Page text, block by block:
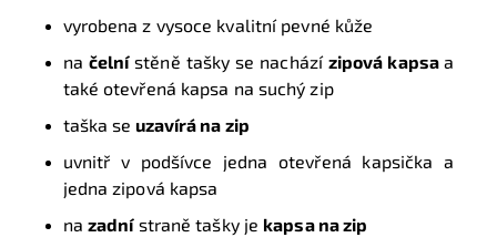
vyrobena z vysoce kvalitní pevné kůže
na čelnístěně tašky se nachází zipová kapsa a
také otevřená kapsa na suchý zip
taška se uzavírá na zip
uvnitř v podšívce jedna otevřená kapsička a
jedna zipová kapsa
na zadnístraně tašky je kapsa na zip